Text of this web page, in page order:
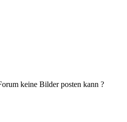
keine Bilder posten kann ?